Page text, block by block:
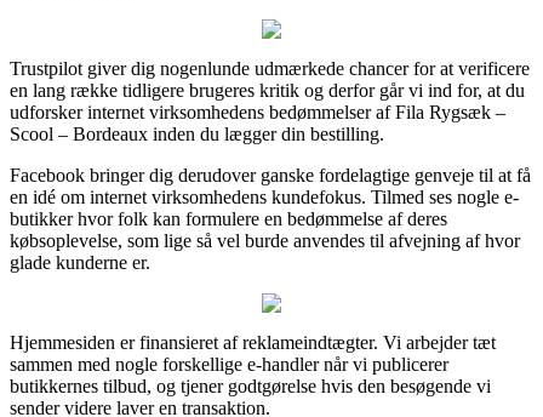
Trustpilot giver dig nogenlunde udmærkede chancer for at verificere
en lang række tidligere brugeres kritik og derfor går vi ind for, at du
udforsker internet virksomhedens bedømmelser af Fila Rygsæk –
Scool – Bordeaux inden du lægger din bestilling.
Facebook bringer dig derudover ganske fordelagtige genveje til at få
en idé om internet virksomhedens kundefokus. Tilmed ses nogle e-
butikker hvor folk kan formulere en bedømmelse af deres
købsoplevelse, som lige så vel burde anvendes til afvejning af hvor
glade kunderne er.
Hjemmesiden er finansieret af reklameindtægter. Vi arbejder tæt
sammen med nogle forskellige e-handler når vi publicerer
butikkernes tilbud, og tjener godtgørelse hvis den besøgende vi
sender videre laver en transaktion.